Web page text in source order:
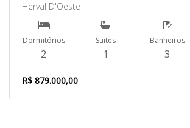
Herval D'Oeste
Dormitórios
2
Suites
1
Banheiros
3
R$ 879.000,00